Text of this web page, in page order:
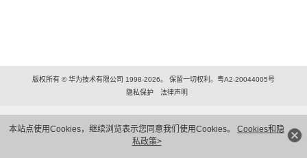
本站点使用Cookies，继续浏览表示您同意我们使用Cookies。 Cookies和隐
私政策>
版权所有 © 华为技术有限公司 1998-2026。 保留一切权利。粤A2-20044005号
隐私保护
法律声明